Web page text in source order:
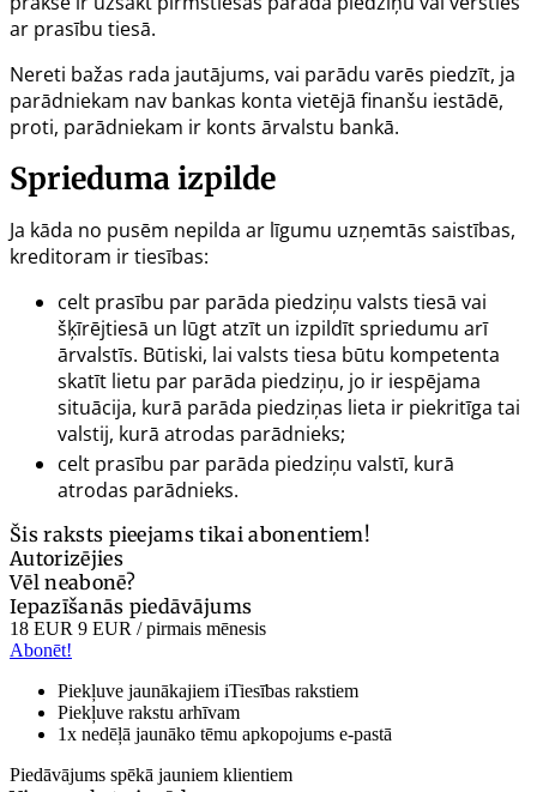
ar prasību tiesā.
Nereti bažas rada jautājums, vai parādu varēs piedzīt, ja
parādniekam nav bankas konta vietējā finanšu iestādē,
proti, parādniekam ir konts ārvalstu bankā.
Sprieduma izpilde
Ja kāda no pusēm nepilda ar līgumu uzņemtās saistības,
kreditoram ir tiesības:
celt prasību par parāda piedziņu valsts tiesā vai
šķīrējtiesā un lūgt atzīt un izpildīt spriedumu arī
ārvalstīs. Būtiski, lai valsts tiesa būtu kompetenta
skatīt lietu par parāda piedziņu, jo ir iespējama
situācija, kurā parāda piedziņas lieta ir piekritīga tai
valstij, kurā atrodas parādnieks;
celt prasību par parāda piedziņu valstī, kurā
atrodas parādnieks.
Šis raksts pieejams tikai abonentiem!
Autorizējies
Vēl neabonē?
Iepazīšanās piedāvājums
18 EUR 9 EUR / pirmais mēnesis
Abonēt!
Piekļuve jaunākajiem iTiesības rakstiem
Piekļuve rakstu arhīvam
1x nedēļā jaunāko tēmu apkopojums e-pastā
Piedāvājums spēkā jauniem klientiem